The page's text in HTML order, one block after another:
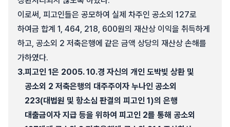
이로써, 피고인들은 공모하여 실제 차주인 공소외 127로
하여금 합계 1, 464, 218, 600원의 재산상 이익을 취득하게
하고, 공소외 2 저축은행에 같은 금액 상당의 재산상 손해를
가하였다.
3.피고인 1은 2005. 10.경 자신의 개인 도박빚 상환 및
공소외 2 저축은행의 대주주이자 누나인 공소외
223(대법원 및 항소심 판결의 피고인 1)의 은행
대출금이자 지급 등을 위하여 피고인 2를 통해 공소외